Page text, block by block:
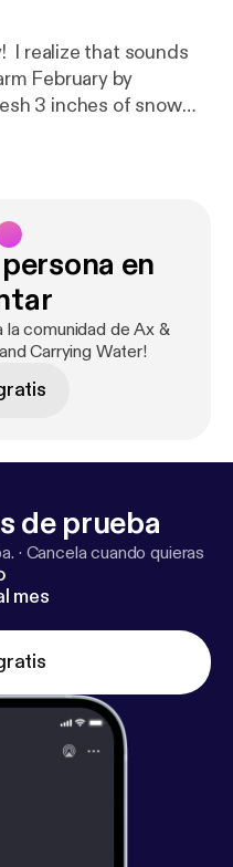
I realize that sounds
February by
3 inches of snow
Jeff did it in
en
la comunidad de Ax &
Carrying Water!
de prueba
· Cancela cuando quieras
mes